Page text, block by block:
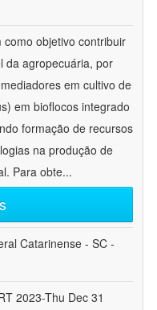
objetivo contribuir
da agropecuária, por
em cultivo de
em bioflocos integrado
formação de recursos
na produção de
Para obte...
Catarinense - SC -
2023-Thu Dec 31